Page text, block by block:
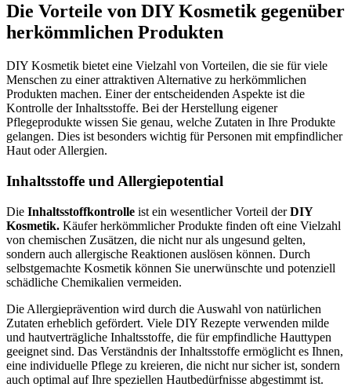
Die Vorteile von DIY Kosmetik gegenüber
herkömmlichen Produkten
DIY Kosmetik bietet eine Vielzahl von Vorteilen, die sie für viele
Menschen zu einer attraktiven Alternative zu herkömmlichen
Produkten machen. Einer der entscheidenden Aspekte ist die
Kontrolle der Inhaltsstoffe. Bei der Herstellung eigener
Pflegeprodukte wissen Sie genau, welche Zutaten in Ihre Produkte
gelangen. Dies ist besonders wichtig für Personen mit empfindlicher
Haut oder Allergien.
Inhaltsstoffe und Allergiepotential
Die Inhaltsstoffkontrolle ist ein wesentlicher Vorteil derDIY
Kosmetik. Käufer herkömmlicher Produkte finden oft eine Vielzahl
von chemischen Zusätzen, die nicht nur als ungesund gelten,
sondern auch allergische Reaktionen auslösen können. Durch
selbstgemachte Kosmetik können Sie unerwünschte und potenziell
schädliche Chemikalien vermeiden.
Die Allergieprävention wird durch die Auswahl von natürlichen
Zutaten erheblich gefördert. Viele DIY Rezepte verwenden milde
und hautverträgliche Inhaltsstoffe, die für empfindliche Hauttypen
geeignet sind. Das Verständnis der Inhaltsstoffe ermöglicht es Ihnen,
eine individuelle Pflege zu kreieren, die nicht nur sicher ist, sondern
auch optimal auf Ihre speziellen Hautbedürfnisse abgestimmt ist.